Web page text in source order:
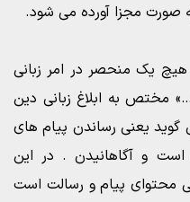
صورت مجزا آورده می شود.
هیچ یک منحصر در امر زبانی
مختص به ابلاغ زبانی دین
یعنی رساندن پیام های
است و آگاهانیدن . در این
محتوای پیام و رسالت است